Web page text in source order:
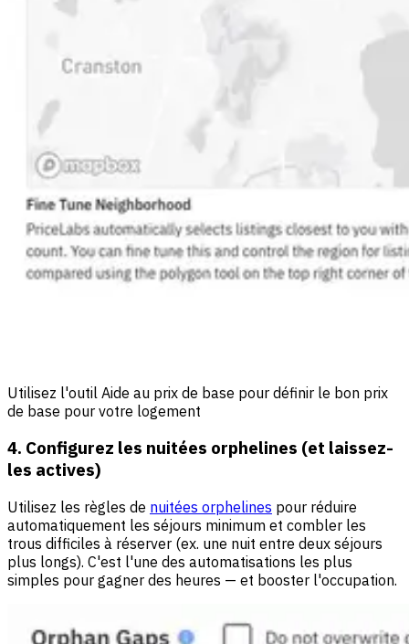
Utilisez l'outil Aide au prix de base pour définir le bon prix
de base pour votre logement
4. Configurez les nuitées orphelines (et laissez-
les actives)
Utilisez les règles de nuitées orphelines pour réduire
automatiquement les séjours minimum et combler les
trous difficiles à réserver (ex. une nuit entre deux séjours
plus longs). C'est l'une des automatisations les plus
simples pour gagner des heures — et booster l'occupation.